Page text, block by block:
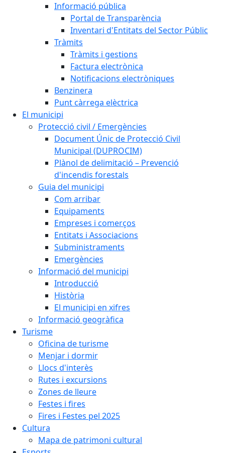
Informació pública
Portal de Transparència
Inventari d'Entitats del Sector Públic
Tràmits
Tràmits i gestions
Factura electrònica
Notificacions electròniques
Benzinera
Punt càrrega elèctrica
El municipi
Protecció civil / Emergències
Document Únic de Protecció Civil
Municipal (DUPROCIM)
Plànol de delimitació – Prevenció
d'incendis forestals
Guia del municipi
Com arribar
Equipaments
Empreses i comerços
Entitats i Associacions
Subministraments
Emergències
Informació del municipi
Introducció
Història
El municipi en xifres
Informació geogràfica
Turisme
Oficina de turisme
Menjar i dormir
Llocs d'interès
Rutes i excursions
Zones de lleure
Festes i fires
Fires i Festes pel 2025
Cultura
Mapa de patrimoni cultural